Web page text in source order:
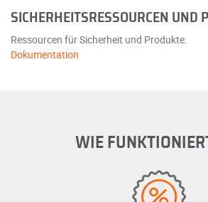
SICHERHEITSRESSOURCEN UND
Ressourcen für Sicherheit und Produkte.
Dokumentation
WIE